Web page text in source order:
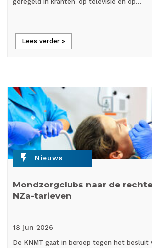
geregeld in kranten, op televisie en op…
Lees verder »
flash_on Nieuws
Mondzorgclubs naar de
NZa-tarieven
18 jun 2026
De KNMT gaat in beroep tegen het besluit